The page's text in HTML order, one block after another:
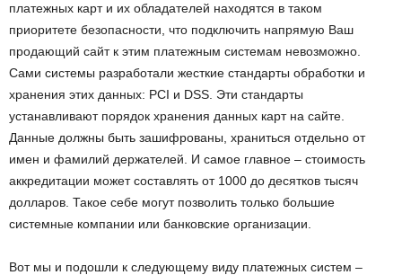
платежных карт и их обладателей находятся в таком
приоритете безопасности, что подключить напрямую Ваш
продающий сайт к этим платежным системам невозможно.
Сами системы разработали жесткие стандарты обработки и
хранения этих данных: PCI и DSS. Эти стандарты
устанавливают порядок хранения данных карт на сайте.
Данные должны быть зашифрованы, храниться отдельно от
имен и фамилий держателей. И самое главное – стоимость
аккредитации может составлять от 1000 до десятков тысяч
долларов. Такое себе могут позволить только большие
системные компании или банковские организации.
Вот мы и подошли к следующему виду платежных систем –